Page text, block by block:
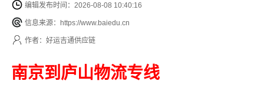
编辑发布时间：2026-08-08 10:40:16
信息来源：https://www.baiedu.cn
作者：好运吉通供应链
南京到庐山物流专线